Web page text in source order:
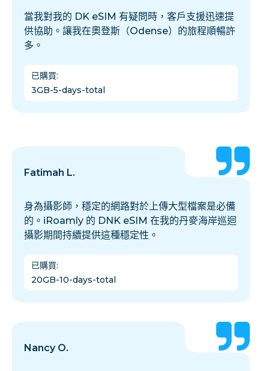
當我對我的 DK eSIM 有疑問時，客戶支援迅速提
供協助。讓我在奧登斯（Odense）的旅程順暢許
多。
已購買:
3GB-5-days-total
Fatimah L.
身為攝影師，穩定的網路對於上傳大型檔案是必備
的。iRoamly 的 DNK eSIM 在我的丹麥海岸巡迴
攝影期間持續提供這種穩定性。
已購買:
20GB-10-days-total
Nancy O.